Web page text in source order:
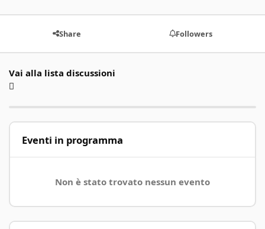
Share Followers
Vai alla lista discussioni
Eventi in programma
Non è stato trovato nessun evento